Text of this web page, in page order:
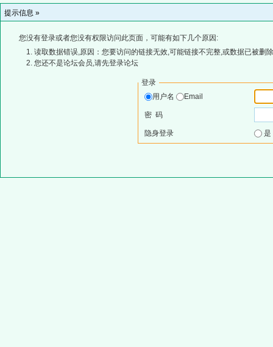
提示信息 »
您没有登录或者您没有权限访问此页面，可能有如下几个原因:
读取数据错误,原因：您要访问的链接无效,可能链接不完整,或数据已被删
您还不是论坛会员,请先登录论坛
登录
用户名
Email
密 码
隐身登录